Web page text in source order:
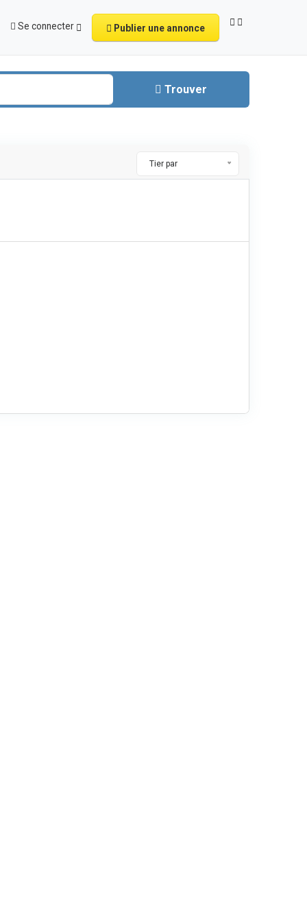
Se connecter Publier une annonce
Trouver
Tier par